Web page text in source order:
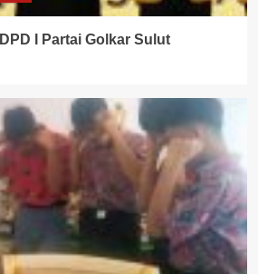
I Partai Golkar Sulut